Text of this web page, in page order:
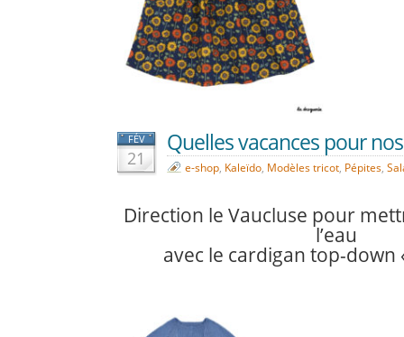
FÉV
21
Quelles vacances pour
e-shop, Kaleïdo, Modèles tricot, Pépites,
Direction le Vaucluse pour
l’eau
avec le cardigan top-down